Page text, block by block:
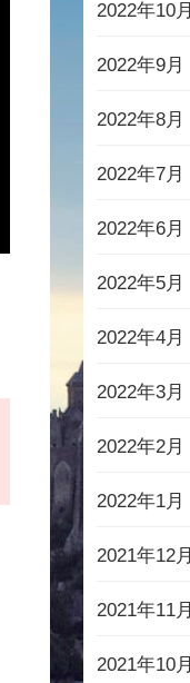
2022年10月
2022年9月
2022年8月
2022年7月
2022年6月
2022年5月
2022年4月
2022年3月
2022年2月
2022年1月
2021年12月
2021年11月
2021年10月